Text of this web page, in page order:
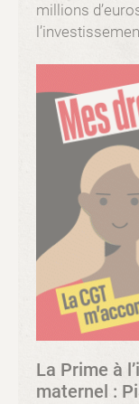
millions
La Prime à
maternel :